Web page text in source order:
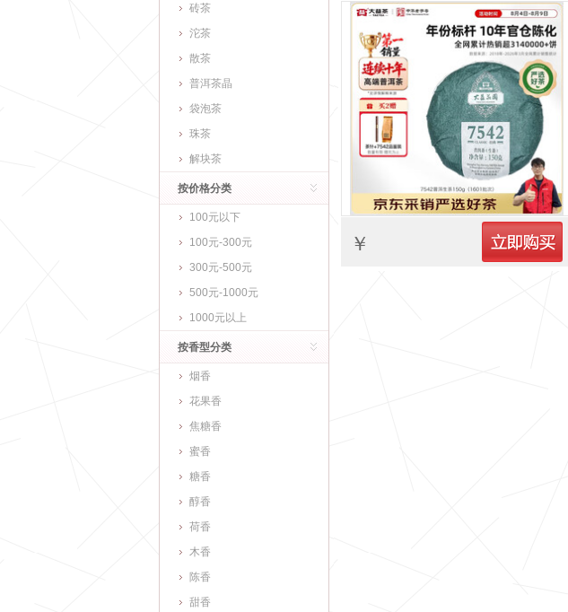
砖茶
沱茶
散茶
普洱茶晶
袋泡茶
珠茶
解块茶
按价格分类
100元以下
100元-300元
300元-500元
500元-1000元
1000元以上
按香型分类
烟香
花果香
焦糖香
蜜香
糖香
醇香
荷香
木香
陈香
甜香
￥ 立即购买